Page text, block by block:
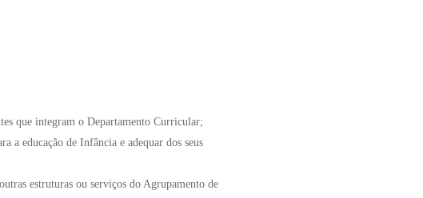
que integram o Departamento Curricular;
a educação de Infância e adequar dos seus
estruturas ou serviços do Agrupamento de